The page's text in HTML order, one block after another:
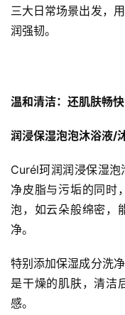
三大日常场景出发，
润强韧。
温和清洁： 还肌肤畅快
润浸保湿泡泡沐浴液/
Curél珂润润浸保湿
净皮脂与污垢的同时
泡，如云朵般绵密，
净。
特别添加保湿成分洗
是干燥的肌肤，清洁
感。